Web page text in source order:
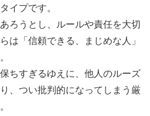
イプです。
ろうとし、ルールや責任を大切
は「信頼できる、まじめな人」
ちすぎるゆえに、他人のルーズ
、つい批判的になってしまう厳